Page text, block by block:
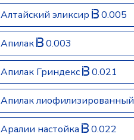
Алтайский эликсир 0.005
Апилак 0.003
Апилак Гриндекс 0.021
Апилак лиофилизированный
Аралии настойка 0.022